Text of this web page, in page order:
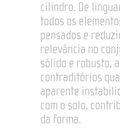
cilindro. De
todos os
pensados e
relevância no
sólido e robusto,
contraditórios
aparente
com o solo,
da forma.